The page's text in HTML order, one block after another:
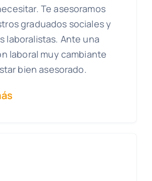
Te asesoramos
graduados sociales y
laboralistas. Ante una
laboral muy cambiante
bien asesorado.